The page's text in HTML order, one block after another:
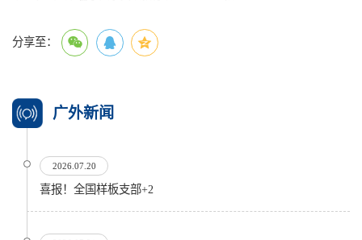
分享至：
广外新闻
2026.07.20
喜报！全国样板支部+2